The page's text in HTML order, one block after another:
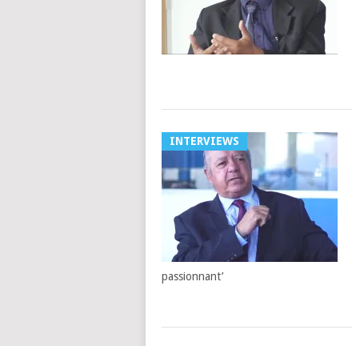
INTERVIEWS
passionnant’